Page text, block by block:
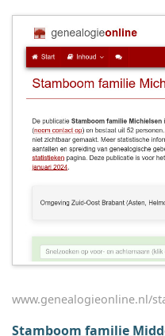
www.genealogieonline.nl/
Stamboom familie